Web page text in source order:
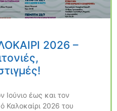
2026 –
Ιούνιο έως και τον
Καλοκαίρι 2026 του